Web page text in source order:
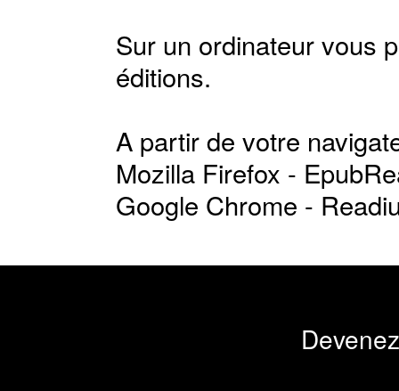
Sur un ordinateur vous
éditions.
A partir de votre
Mozilla Firefox -
Google Chrome -